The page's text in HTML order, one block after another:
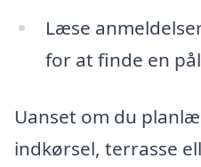
Læse
for at finde en
Uanset om du
indkørsel, terrasse